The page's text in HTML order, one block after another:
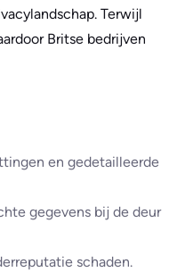
Terwijl
Britse bedrijven
en gedetailleerde
gegevens bij de deur
schaden.